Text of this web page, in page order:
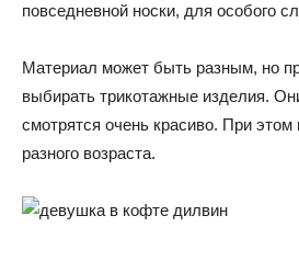
повседневной носки, для особого
Материал может быть разным, но
выбирать трикотажные изделия.
смотрятся очень красиво. При
разного возраста.